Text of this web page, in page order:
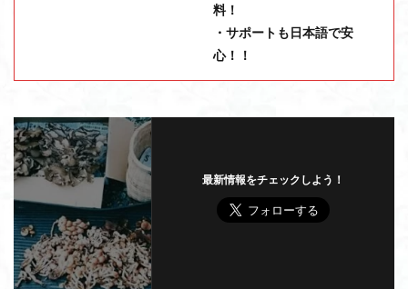
料！
・サポートも日本語で安
心！！
最新情報をチェックしよう！